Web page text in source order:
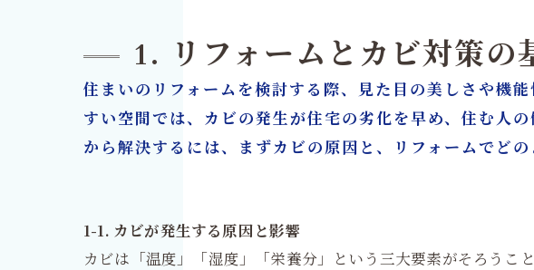
1. リフォームとカビ対策の
住まいのリフォームを検討する際、見た目の美しさや機
すい空間では、カビの発生が住宅の劣化を早め、住む人
から解決するには、まずカビの原因と、リフォームでど
1-1. カビが発生する原因と影響
カビは「温度」「湿度」「栄養分」という三大要素がそろう